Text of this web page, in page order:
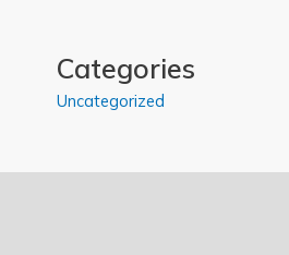
Categories
Uncategorized